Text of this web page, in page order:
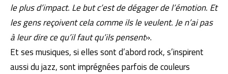
le plus d’impact. Le but c’est de dégager de l’émotion. Et
les gens reçoivent cela comme ils le veulent. Je n’ai pas
à leur dire ce qu’il faut qu’ils pensent».
Et ses musiques, si elles sont d’abord rock, s’inspirent
aussi du jazz, sont imprégnées parfois de couleurs